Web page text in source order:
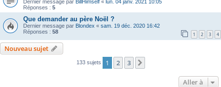
Dernier message par BillHimself « lun. 04 janv. 2021 10:05
Réponses : 5
Que demander au père Noël ?
Dernier message par Blondex « sam. 19 déc. 2020 16:42
Réponses : 58 1 2 3 4
Nouveau sujet
133 sujets 1 2 3
Aller à